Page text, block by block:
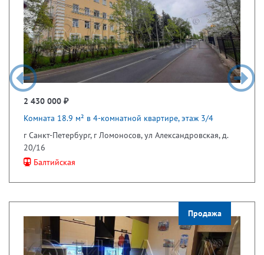
2 430 000 ₽
Комната 18.9 м² в 4-комнатной квартире, этаж 3/4
г Санкт-Петербург, г Ломоносов, ул Александровская, д.
20/16
Балтийская
Продажа